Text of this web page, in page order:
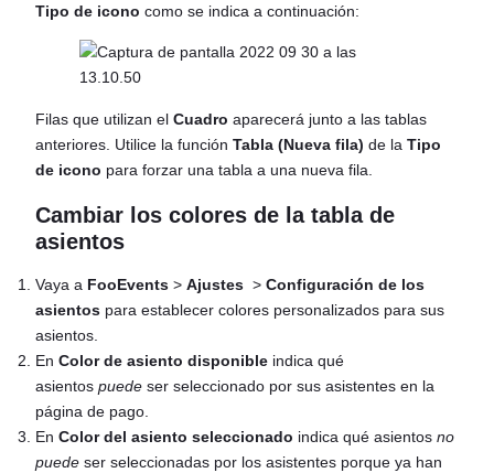
Tipo de icono como se indica a continuación:
Filas que utilizan el Cuadro aparecerá junto a las tablas
anteriores. Utilice la función Tabla (Nueva fila) de la Tipo
de icono para forzar una tabla a una nueva fila.
Cambiar los colores de la tabla de
asientos
Vaya a FooEvents > Ajustes > Configuración de los
asientos para establecer colores personalizados para sus
asientos.
En Color de asiento disponible indica qué
asientos puede ser seleccionado por sus asistentes en la
página de pago.
En Color del asiento seleccionado indica qué asientos no
puede ser seleccionadas por los asistentes porque ya han